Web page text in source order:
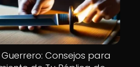
Consejos para